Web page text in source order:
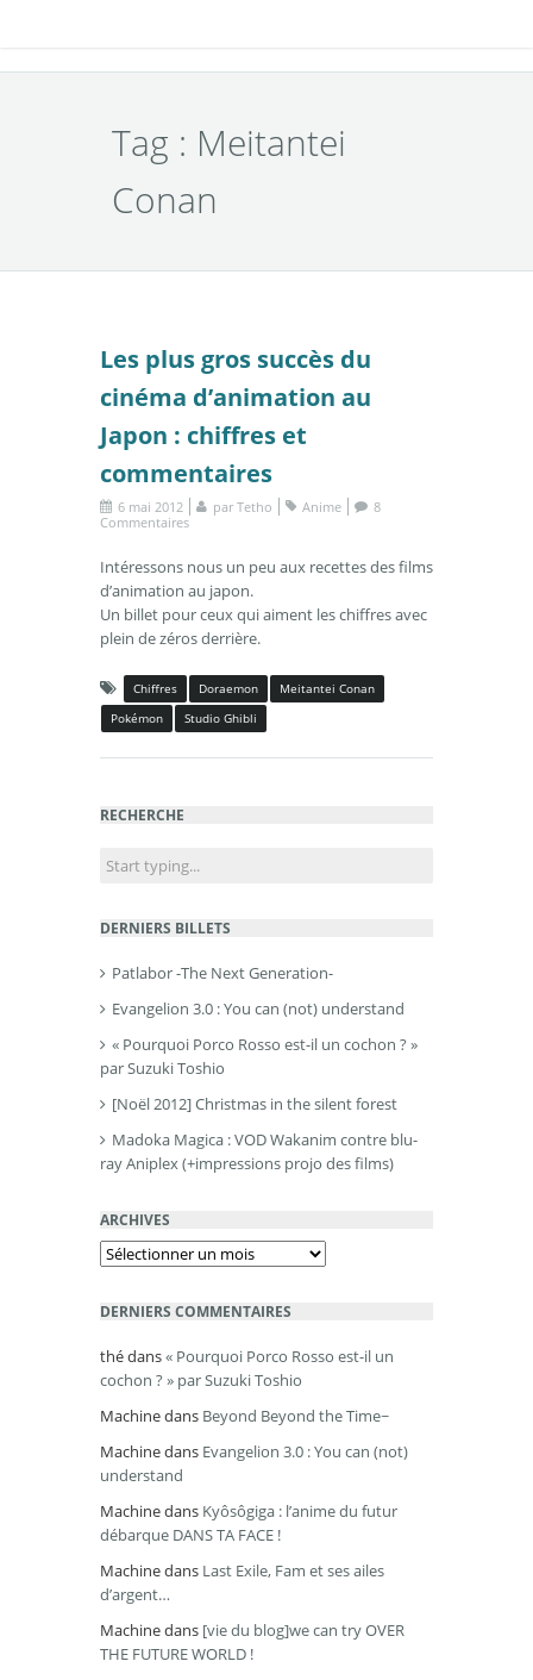
Tag : Meitantei
Conan
Les plus gros succès du
cinéma d’animation au
Japon : chiffres et
commentaires
6 mai 2012 par Tetho Anime
8
Commentaires
Intéressons nous un peu aux recettes des films
d’animation au japon.
Un billet pour ceux qui aiment les chiffres avec
plein de zéros derrière.
Chiffres Doraemon
Meitantei Conan
Pokémon
Studio Ghibli
RECHERCHE
DERNIERS BILLETS
Patlabor -The Next Generation-
Evangelion 3.0 : You can (not) understand
« Pourquoi Porco Rosso est-il un cochon ? »
par Suzuki Toshio
[Noël 2012] Christmas in the silent forest
Madoka Magica : VOD Wakanim contre blu-
ray Aniplex (+impressions projo des films)
ARCHIVES
Archives
DERNIERS COMMENTAIRES
thédans« Pourquoi Porco Rosso est-il un
cochon ? » par Suzuki Toshio
Machinedans Beyond Beyond the Time~
Machinedans Evangelion 3.0 : You can (not)
understand
Machinedans Kyôsôgiga : l’anime du futur
débarque DANS TA FACE !
Machinedans Last Exile, Fam et ses ailes
d’argent…
Machinedans [vie du blog]we can try OVER
THE FUTURE WORLD !